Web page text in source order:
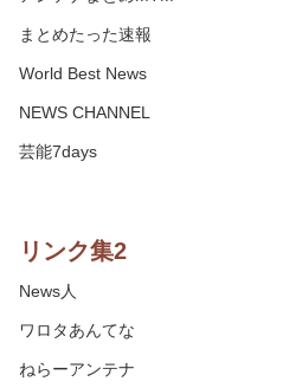
まとめたった速報
World Best News
NEWS CHANNEL
芸能7days
リンク集2
News人
ワロタあんてな
ねらーアンテナ